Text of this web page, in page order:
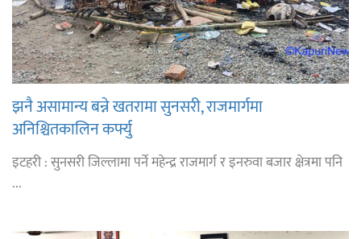
झनै असामान्य बन्ने खतरामा सुनसरी, राजमार्गमा
अनिश्चितकालिन कर्फ्यु
इटहरी : सुनसरी जिल्लामा पर्ने महेन्द्र राजमार्ग र इनरुवा बजार क्षेत्रमा पनि
...